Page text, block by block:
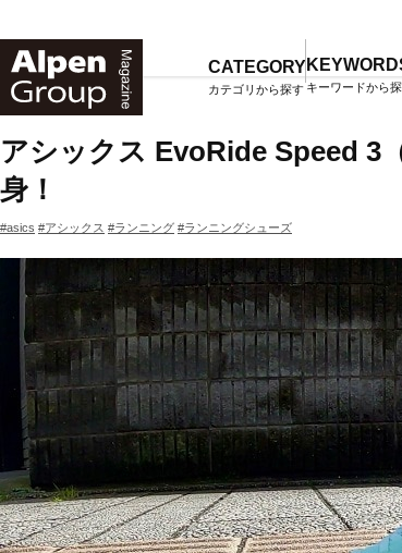
CATEGORY
カテゴリから探す キーワードから
TOP マガジン一覧
アシックス EvoRide Speed 3
身！
#asics #アシックス #ランニング #ランニングシューズ